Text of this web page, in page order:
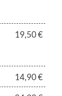
19,50 €
14,90 €